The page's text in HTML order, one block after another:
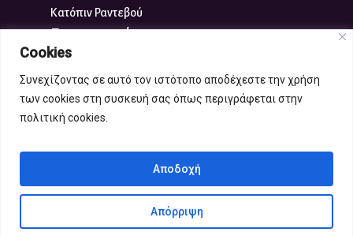
Cookies
Συνεχίζοντας σε αυτό τον ιστότοπο αποδέχεστε την χρήση
των cookies στη συσκευή σας όπως περιγράφεται στην
πολιτική cookies.
Απόρριψη
Αποδοχή
Κατόπιν Ραντεβού
Επικοινωνία
info-x@gynaikaplus.eu
Copyright 2021 gynaikaplus.eu |
Όροι χρήσης
Produced byeTouch